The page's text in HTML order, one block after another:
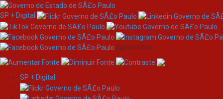
SP + Digital
/governosp
SP + Digital